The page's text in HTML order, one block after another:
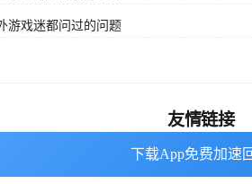
游戏迷都问过的问题
下载App免费加速
下载App免费加速
友情链接
海外回国加速器 番茄